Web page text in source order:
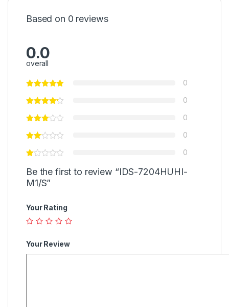
Based on 0 reviews
0.0
overall
0
0
0
0
0
Be the first to review “IDS-7204HUHI-
M1/S”
Your Rating
Your Review